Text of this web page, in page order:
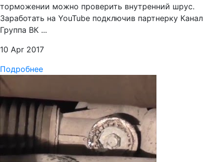
торможении можно проверить внутренний шрус.
Заработать на YouTube подключив партнерку Канал
Группа ВК ...
10 Apr 2017
Подробнее